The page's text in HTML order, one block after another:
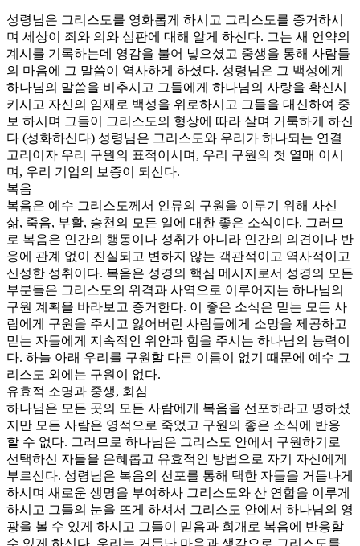
성령님은 그리스도를 영화롭게 하시고 그리스도를 증거하시
며 세상이 죄와 의와 심판에 대해 알게 하신다. 그는 새 언약의
계시를 기록하는데 영감을 불어 넣으셨고 중생을 통해 사람들
의 마음에 그 말씀이 역사하게 하셨다. 성령님은 그 백성에게
하나님의 말씀을 비추시고 그들에게 하나님의 사랑을 확신시
키시고 자신의 임재로 백성을 위로하시고 그들을 대신하여 중
보 하시며 그들이 그리스도의 형상에 따라 살며 거룩하게 하신
다 (성화하신다) 성령님은 그리스도와 우리가 하나되는 연결
고리이자 우리 구원의 표적이시며, 우리 구원의 첫 열매 이시
며, 우리 기업의 보증이 되신다.
복음
복음은 예수 그리스도께서 인류의 구원을 이루기 위해 사신
삶, 죽음, 부활, 승천의 모든 일에 대한 좋은 소식이다. 그러므
로 복음은 인간의 행동이나 성취가 아니라 인간의 의견이나 반
응에 관계 없이 진실되고 변하지 않는 객관적이고 역사적이고
신성한 성취이다. 복음은 성경의 핵심 메시지로서 성경의 모든
부분들은 그리스도의 위격과 사역으로 이루어지는 하나님의
구원 계획을 바라보고 증거한다. 이 좋은 소식은 믿는 모든 사
람에게 구원을 주시고 잃어버린 사람들에게 소망을 제공하고
믿는 자들에게 지속적인 위안과 힘을 주시는 하나님의 능력이
다. 하늘 아래 우리를 구원할 다른 이름이 없기 때문에 예수 그
리스도 외에는 구원이 없다.
유효적 소명과 중생, 회심
하나님은 모든 곳의 모든 사람에게 복음을 선포하라고 명하셨
지만 모든 사람은 영적으로 죽었고 구원의 좋은 소식에 반응
할 수 없다. 그러므로 하나님은 그리스도 안에서 구원하기로
선택하신 자들을 은혜롭고 유효적인 방법으로 자기 자신에게
부르신다. 성령님은 복음의 선포를 통해 택한 자들을 거듭나게
하시며 새로운 생명을 부여하사 그리스도와 산 연합을 이루게
하시고 그들의 눈을 뜨게 하셔서 그리스도 안에서 하나님의 영
광을 볼 수 있게 하시고 그들이 믿음과 회개로 복음에 반응할